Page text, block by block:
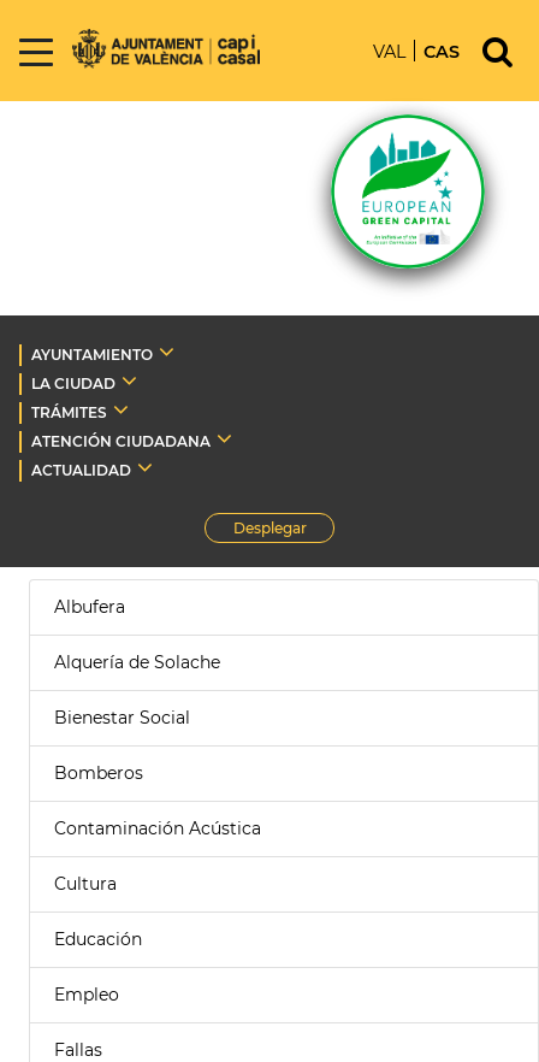
VAL CAS
AYUNTAMIENTO
LA CIUDAD
TRÁMITES
ATENCIÓN CIUDADANA
ACTUALIDAD
Desplegar
Albufera
Alquería de Solache
Bienestar Social
Bomberos
Contaminación Acústica
Cultura
Educación
Empleo
Fallas